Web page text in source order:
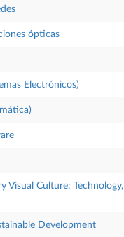
ópticas
Electrónicos)
Visual Culture: Technology,
Development